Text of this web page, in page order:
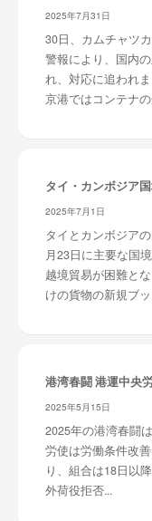
2025年7月31日
30日、カムチャツ
警報により、国内
れ、対応に追われ
京港ではコンテナ
タイ・カンボジア
2025年7月1日
タイとカンボジア
月23日に主要な国
越境貿易が困難と
けの貨物の新規ブ
港湾春闘 港運中央
2025年5月15日
2025年の港湾春闘
労使は労働条件改
り、組合は18日以
外荷役拒否...